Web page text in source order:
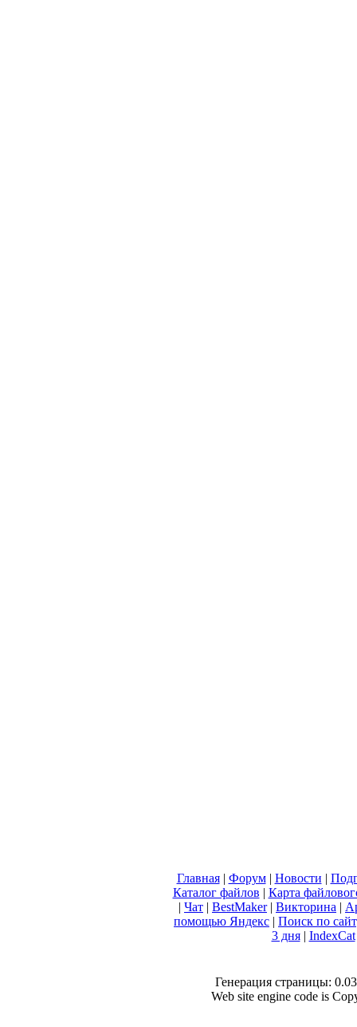
Главная| Форум| Новости |
Каталог файлов | Карта
| Чат | BestMaker| Викторина |
помощью Яндекс | Поиск по
3 дня| IndexCat
Генерация страницы:
Web site engine code is